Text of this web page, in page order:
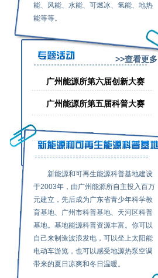
能、风能、水能、可燃冰、氢能、地热
能等等。
>>查看更多
广州能源所第六届创新大赛
广州能源所第五届科普大赛
新能源和可再生能源科普基地建设
于2003年，由广州能源所自主投入百万
元建立，先后成为广东省青少年科学教
育基地、广州市科普基地、天河区科普
基地。基地能源科普资源丰富。你可以
自己来制造波浪发电，可以坐上太阳能
电动车游览，也可以感受地源热泵空调
带来的夏日凉爽和冬日温暖。